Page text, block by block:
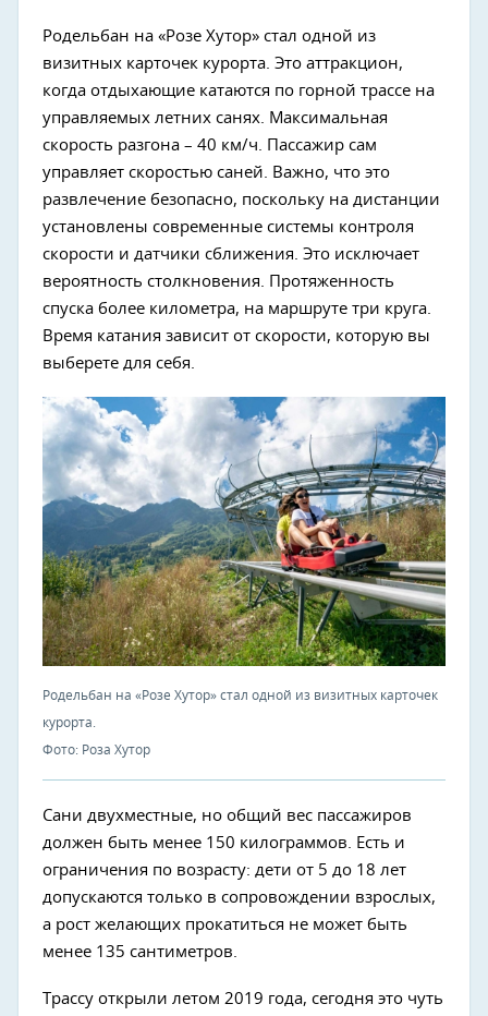
Родельбан на «Розе Хутор» стал одной из
визитных карточек курорта. Это аттракцион,
когда отдыхающие катаются по горной трассе на
управляемых летних санях. Максимальная
скорость разгона – 40 км/ч. Пассажир сам
управляет скоростью саней. Важно, что это
развлечение безопасно, поскольку на дистанции
установлены современные системы контроля
скорости и датчики сближения. Это исключает
вероятность столкновения. Протяженность
спуска более километра, на маршруте три круга.
Время катания зависит от скорости, которую вы
выберете для себя.
Родельбан на «Розе Хутор» стал одной из визитных карточек
курорта.
Фото: Роза Хутор
Сани двухместные, но общий вес пассажиров
должен быть менее 150 килограммов. Есть и
ограничения по возрасту: дети от 5 до 18 лет
допускаются только в сопровождении взрослых,
а рост желающих прокатиться не может быть
менее 135 сантиметров.
Трассу открыли летом 2019 года, сегодня это чуть